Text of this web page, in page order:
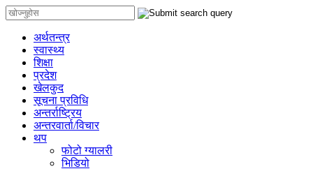
अर्थतन्त्र
स्वास्थ्य
शिक्षा
प्रदेश
खेलकुद
सूचना प्रविधि
अन्तर्राष्ट्रिय
अन्तरवार्ता/विचार
थप
फोटो ग्यालरी
भिडियो